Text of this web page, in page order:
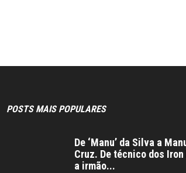
POSTS MAIS POPULARES
De ‘Manu’ da Silva a
Cruz. De técnico dos
a irmão...